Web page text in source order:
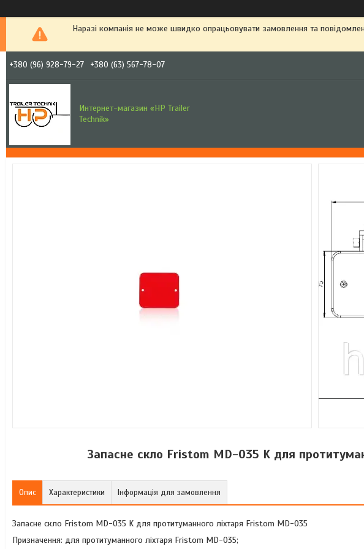
Наразі компанія не може швидко опрацьовувати замовлення та
+380 (96) 928-79-27 +380 (63) 567-78-07
Интернет-магазин «HP Trailer
Technik»
Запасне скло Fristom MD-035 K для
Опис Характеристики Інформація для замовлення
Запасне скло Fristom MD-035 K для протитуманного ліхтаря Fristom MD-035
Призначення: для протитуманного ліхтаря Fristom MD-035;